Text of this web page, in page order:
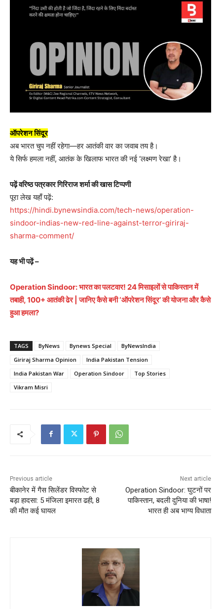
ऑपरेशन सिंदूर
अब भारत चुप नहीं रहेगा—हर आतंकी वार का जवाब तय है।
ये सिर्फ हमला नहीं, आतंक के खिलाफ भारत की नई ‘लक्ष्मण रेखा’ है।
पढ़ें वरिष्ठ पत्रकार गिरिराज शर्मा की खास टिप्पणी
पूरा लेख यहाँ पढ़ें:
https://hindi.bynewsindia.com/tech-news/operation-
sindoor-indias-new-red-line-against-terror-giriraj-
sharma-comment/
यह भी पढ़ें –
Operation Sindoor: भारत का पलटवार! 24 मिसाइलों से पाकिस्तान में
तबाही, 100+ आतंकी ढेर | जानिए कैसे बनी ‘ऑपरेशन सिंदूर’ की योजना और कैसे
हुआ हमला?
TAGS ByNews Bynews Special
ByNewsIndia
Giriraj Sharma Opinion
India Pakistan Tension
India Pakistan War
Operation Sindoor
Top Stories
Vikram Misri
Previous article
बीकानेर में गैस सिलेंडर विस्फोट से
बड़ा हादसा: 5 मंजिला इमारत ढही, 8
की मौत कई घायल
Next article
Operation Sindoor: घुटनों पर
पाकिस्तान, बदली दुनिया की भाषा!
भारत ही अब भाग्य विधाता